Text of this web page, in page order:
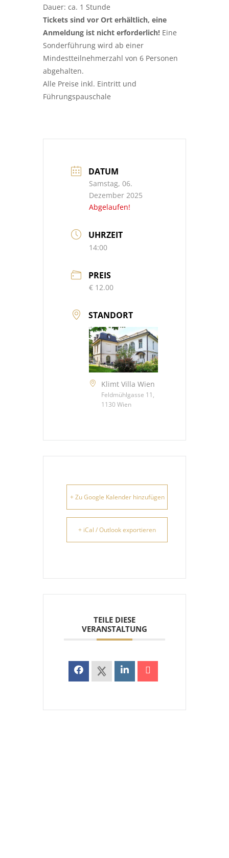
Dauer: ca. 1 Stunde
Tickets sind vor Ort erhältlich, eine
Anmeldung ist nicht erforderlich! Eine
Sonderführung wird ab einer
Mindestteilnehmerzahl von 6 Personen
abgehalten.
Alle Preise inkl. Eintritt und
Führungspauschale
DATUM
Samstag, 06.
Dezember 2025
Abgelaufen!
UHRZEIT
14:00
PREIS
€ 12.00
STANDORT
Klimt Villa Wien
Feldmühlgasse 11,
1130 Wien
+ Zu Google Kalender hinzufügen
+ iCal / Outlook exportieren
TEILE DIESE
VERANSTALTUNG